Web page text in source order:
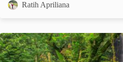
Ratih Apriliana